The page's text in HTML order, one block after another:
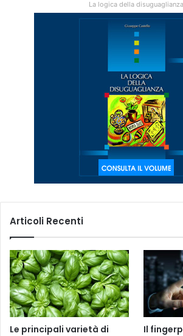
La logica della disuguaglianza
Articoli Recenti
Le principali varietà di
Il